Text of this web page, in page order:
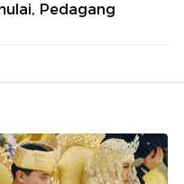
Pedagang